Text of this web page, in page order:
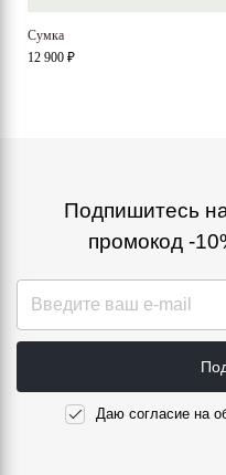
Cумка
12 900 ₽
Подпишитесь
промокод -
Даю согласие на